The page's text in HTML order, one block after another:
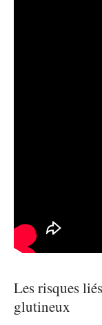
Les risques
glutineux